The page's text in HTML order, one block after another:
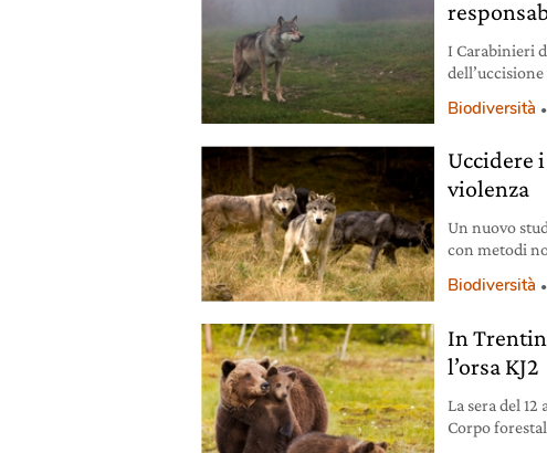
I Carabinieri
Biodiversità
Uccidere
violenza
Un nuovo
con metodi
Biodiversità
In
l’orsa KJ2
La sera del
Corpo